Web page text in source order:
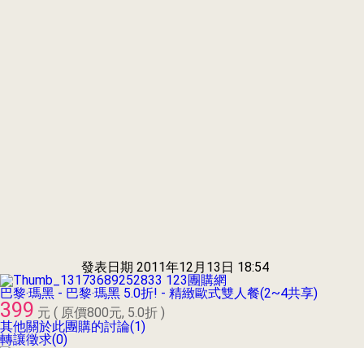
發表日期 2011年12月13日 18:54
123團購網
巴黎‧瑪黑 - 巴黎‧瑪黑 5.0折! - 精緻歐式雙人餐(2~4共享)
399 元 ( 原價800元, 5.0折 )
其他關於此團購的討論(1)
轉讓徵求(0)